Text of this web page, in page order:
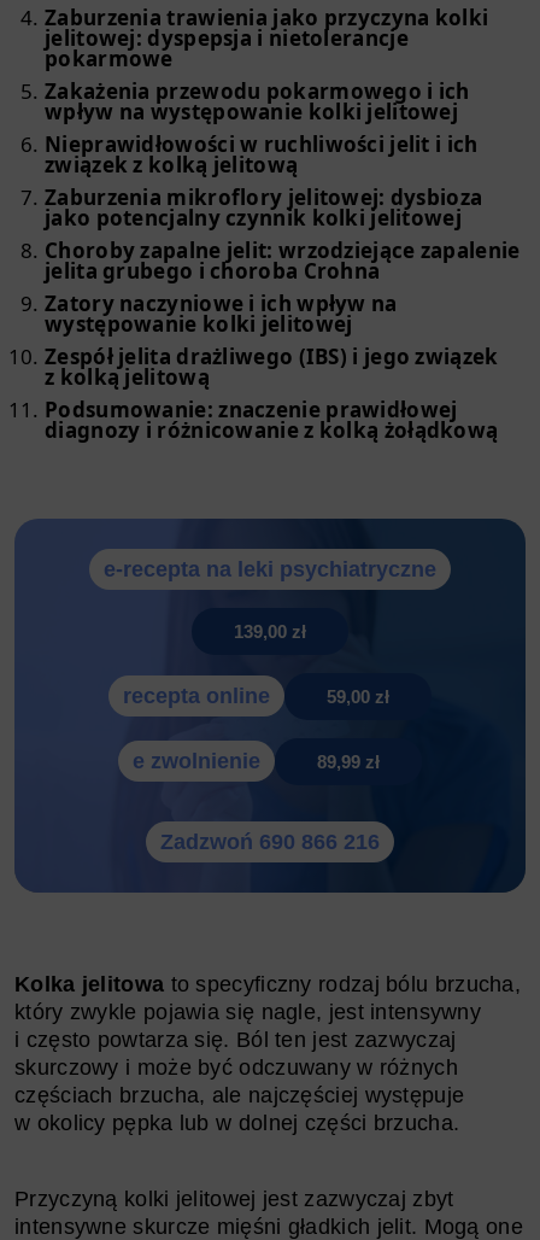
Zaburzenia trawienia jako przyczyna kolki
jelitowej: dyspepsja i nietolerancje
pokarmowe
Zakażenia przewodu pokarmowego i ich
wpływ na występowanie kolki jelitowej
Nieprawidłowości w ruchliwości jelit i ich
związek z kolką jelitową
Zaburzenia mikroflory jelitowej: dysbioza
jako potencjalny czynnik kolki jelitowej
Choroby zapalne jelit: wrzodziejące zapalenie
jelita grubego i choroba Crohna
Zatory naczyniowe i ich wpływ na
występowanie kolki jelitowej
Zespół jelita drażliwego (IBS) i jego związek
z kolką jelitową
Podsumowanie: znaczenie prawidłowej
diagnozy i różnicowanie z kolką żołądkową
e-recepta na leki psychiatryczne
139,00 zł
recepta online 59,00 zł
e zwolnienie 89,99 zł
Zadzwoń 690 866 216
Kolka jelitowa to specyficzny rodzaj bólu brzucha,
który zwykle pojawia się nagle, jest intensywny
i często powtarza się. Ból ten jest zazwyczaj
skurczowy i może być odczuwany w różnych
częściach brzucha, ale najczęściej występuje
w okolicy pępka lub w dolnej części brzucha.
Przyczyną kolki jelitowej jest zazwyczaj zbyt
intensywne skurcze mięśni gładkich jelit. Mogą one